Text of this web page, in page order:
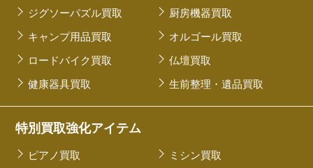
ジグソーパズル買取 厨房機器買取
キャンプ用品買取 オルゴール買取
ロードバイク買取 仏壇買取
健康器具買取 生前整理・遺品買取
特別買取強化アイテム
ピアノ買取 ミシン買取